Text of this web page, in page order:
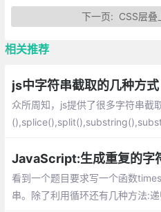
下一页: CSS层叠
相关推荐
js中字符串截取的几种方式
众所周知，js提供了很多字符串截
JavaScript:生成重复的字
看到一个题目要求写一个函数
串。除了利用循环还有几种方法: